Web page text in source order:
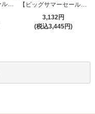
【ビッグサマーセール対象品】セクシーコスプレ(SEXYCOSPLAY) 4191
【ビッグサマーセール対象品】セクシーコスプレ(SEXYCOSPLAY) 4173
3,132円
(税込3,445円)